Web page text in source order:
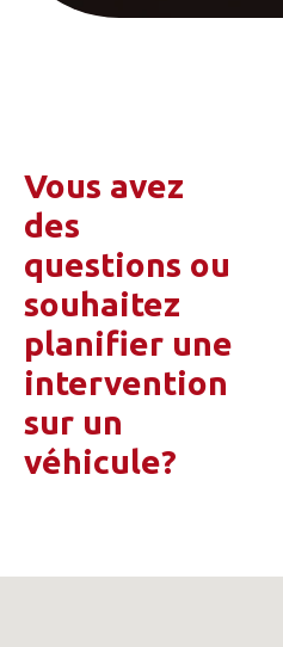
Vous avez
des
questions ou
souhaitez
planifier une
intervention
sur un
véhicule?